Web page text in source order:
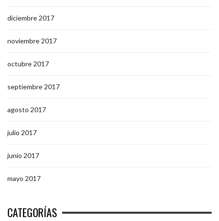
diciembre 2017
noviembre 2017
octubre 2017
septiembre 2017
agosto 2017
julio 2017
junio 2017
mayo 2017
CATEGORÍAS